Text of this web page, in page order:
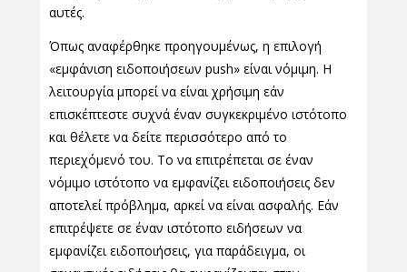
αυτές.
Όπως αναφέρθηκε προηγουμένως, η επιλογή
«εμφάνιση ειδοποιήσεων push» είναι νόμιμη. Η
λειτουργία μπορεί να είναι χρήσιμη εάν
επισκέπτεστε συχνά έναν συγκεκριμένο ιστότοπο
και θέλετε να δείτε περισσότερο από το
περιεχόμενό του. Το να επιτρέπεται σε έναν
νόμιμο ιστότοπο να εμφανίζει ειδοποιήσεις δεν
αποτελεί πρόβλημα, αρκεί να είναι ασφαλής. Εάν
επιτρέψετε σε έναν ιστότοπο ειδήσεων να
εμφανίζει ειδοποιήσεις, για παράδειγμα, οι